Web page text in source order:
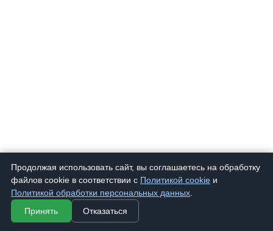
Продолжая использовать сайт, вы соглашаетесь на обработку
файлов cookie в соответствии с Политикой cookie и
Политикой обработки персональных данных
Принять
Отказаться